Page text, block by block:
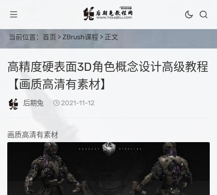
当前位置： 首页 >ZBrush课程 > 正文
高精度硬表面3D角色概念设计高级教程
【画质高清有素材】
后期兔 2021-11-12
画质高清有素材